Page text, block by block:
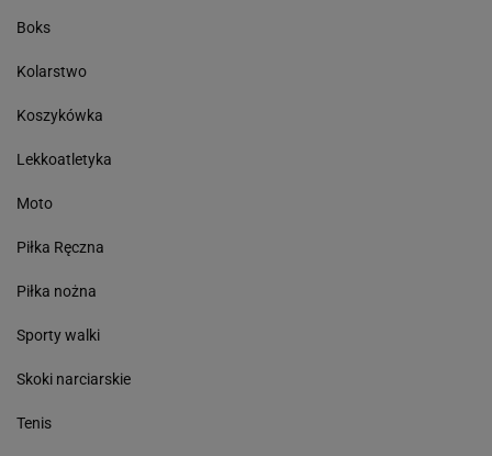
Boks
Kolarstwo
Koszykówka
Lekkoatletyka
Moto
Piłka Ręczna
Piłka nożna
Sporty walki
Skoki narciarskie
Tenis